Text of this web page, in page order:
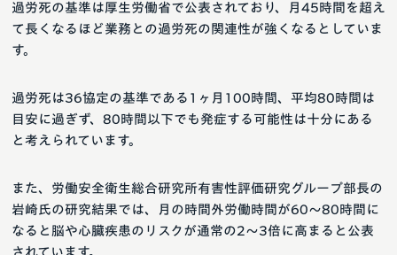
過労死の基準は厚生労働省で公表されており、月45時間を超え
て長くなるほど業務との過労死の関連性が強くなるとしていま
す。
過労死は36協定の基準である1ヶ月100時間、平均80時間は
目安に過ぎず、80時間以下でも発症する可能性は十分にある
と考えられています。
また、労働安全衛生総合研究所有害性評価研究グループ部長の
岩崎氏の研究結果では、月の時間外労働時間が60～80時間に
なると脳や心臓疾患のリスクが通常の2～3倍に高まると公表
されています。